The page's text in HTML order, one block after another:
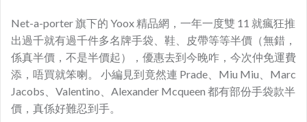
Net-a-porter 旗下的 Yoox 精品網，一年一度雙 11 就瘋狂推
出過千就有過千件多名牌手袋、鞋、皮帶等等半價（無錯，
係真半價，不是半價起），優惠去到今晚咋，今次仲免運費
添，唔買就笨喇。 小編見到竟然連 Prade、Miu Miu、Marc
Jacobs、Valentino、Alexander Mcqueen 都有部份手袋款半
價，真係好難忍到手。